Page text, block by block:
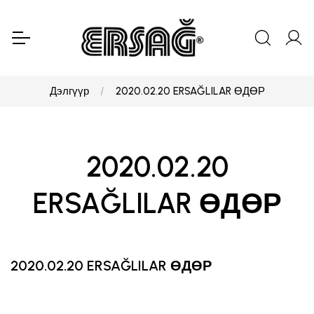
Дэлгүүр 2020.02.20 ERSAĞLILAR ӨДӨР
2020.02.20
ERSAĞLILAR ӨДӨР
2020.02.20 ERSAĞLILAR ӨДӨР